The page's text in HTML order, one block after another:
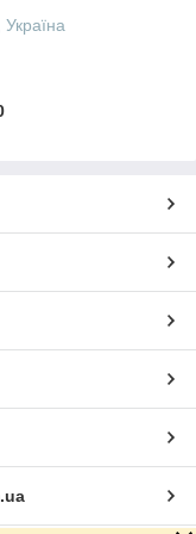
Україна